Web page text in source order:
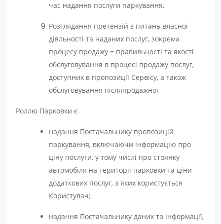
час надання послуги паркування.
Розглядання претензій з питань власної
діяльності та наданих послуг, зокрема
процесу продажу - правильності та якості
обслуговування в процесі продажу послуг,
доступних в пропозиції Сервісу, а також
обслуговування післяпродажної.
Роллю Парковки є:
надання Постачальнику пропозицій
паркування, включаючи інформацію про
ціну послуги, у тому числі про стоянку
автомобіля на території парковки та ціни
додаткових послуг, з яких користується
Користувач;
надання Постачальнику даних та інформації,